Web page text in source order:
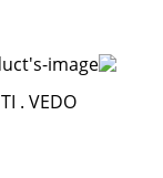
TI . VEDO